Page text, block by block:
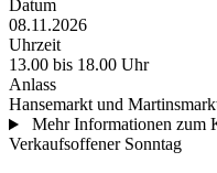
Datum
08.11.2026
Uhrzeit
13.00 bis 18.00 Uhr
Anlass
Hansemarkt und
Mehr Informationen zum
Verkaufsoffener Sonntag